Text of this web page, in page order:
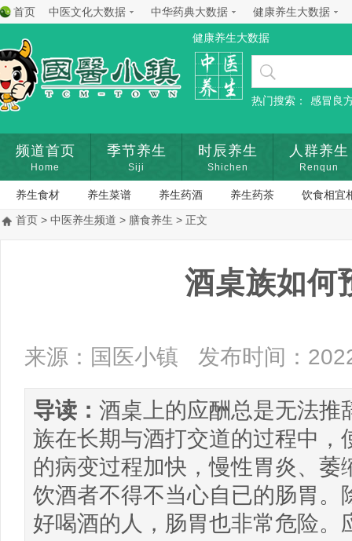
首页 中医文化大数据 中华药典大数据 健康养生大数据
健康养生大数据
热门搜索： 感冒良
频道首页
Home
季节养生
Siji
时辰养生
Shichen
人群养生
Renqun
养生食材 养生菜谱 养生药酒 养生药茶
饮食相宜
首页 > 中医养生频道 > 膳食养生 > 正文
酒桌族如何
来源：国医小镇 发布时间：
导读： 酒桌上的应酬总是无法推
族在长期与酒打交道的过程中
的病变过程加快，慢性胃炎、
饮酒者不得不当心自已的肠胃
好喝酒的人，肠胃也非常危险